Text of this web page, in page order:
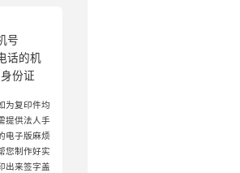
号
话的机
份证
为复印件均
提供法人手
电子版麻烦
您制作好实
出来签字盖